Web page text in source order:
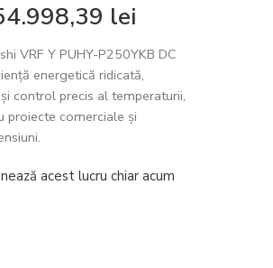
lei
VRF Y PUHY-P250YKB DC
energetică ridicată,
control precis al temperaturii,
proiecte comerciale și
acest lucru chiar acum